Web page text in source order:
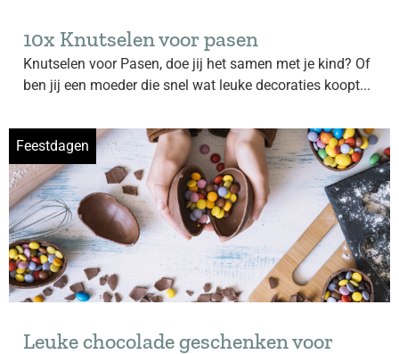
10x Knutselen voor pasen
Knutselen voor Pasen, doe jij het samen met je kind? Of
ben jij een moeder die snel wat leuke decoraties koopt...
Feestdagen
Leuke chocolade geschenken voor